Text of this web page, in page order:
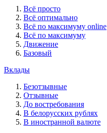
Всё просто
Всё оптимально
Всё по максимуму online
Всё по максимуму
Движение
Базовый
Вклады
Безотзывные
Отзывные
До востребования
В белорусских рублях
В иностранной валюте